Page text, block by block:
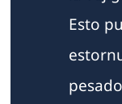
Esto